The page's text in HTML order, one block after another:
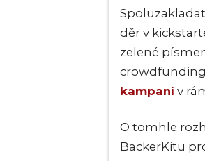
děr v
zelené
kampanív
O tomhle
BackerKitu